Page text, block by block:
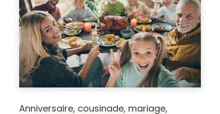
Anniversaire, cousinade, mariage,